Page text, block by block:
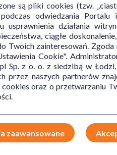
i lawendowego.
są pliki cookies (tzw.
odwiedzania Portalu
działania
ciągłe
Twoich zainteresowań.
Cookie".
Sp. z o. o. z siedzibą w
przez naszych partnerów
oraz o przetwarzaniu
zaawansowane